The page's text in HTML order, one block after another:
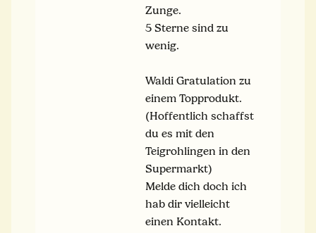
Zunge.
5 Sterne sind zu
wenig.
Waldi Gratulation zu
einem Topprodukt.
(Hoffentlich schaffst
du es mit den
Teigrohlingen in den
Supermarkt)
Melde dich doch ich
hab dir vielleicht
einen Kontakt.